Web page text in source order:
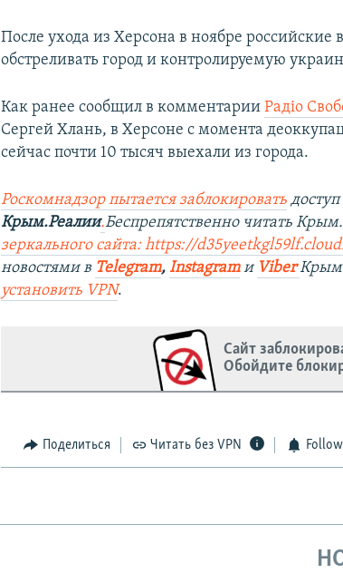
После ухода из Херсона в ноябре российские
обстреливать город и контролируемую
Как ранее сообщил в комментарииРадіо
Сергей Хлань, в Херсоне с момента
сейчас почти 10 тысяч выехали из города.
Роскомнадзор пытается заблокировать
Крым.Реалии.Беспрепятственно читать
зеркального сайта: https://
новостями в Telegram,Instagramи Viber
установить VPN.
Сайт
Обойдите
Поделиться Читать без VPN